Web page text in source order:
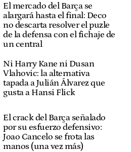
El mercado del Barça se
alargará hasta el final: Deco
no descarta resolver el puzle
de la defensa con el fichaje de
un central
Ni Harry Kane ni Dusan
Vlahovic: la alternativa
tapada a Julián Álvarez que
gusta a Hansi Flick
El crack del Barça señalado
por su esfuerzo defensivo:
Joao Cancelo se frota las
manos (una vez más)